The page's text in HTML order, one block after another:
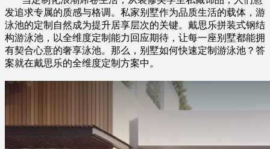
发追求专属的质感与格调。私家别墅作为品质生活的载体，游
泳池的定制自然成为提升居享层次的关键。戴思乐拼装式钢结
构游泳池，以全维度定制能力回应期待，让每一座别墅都能拥
有契合心意的奢享泳池。那么，别墅如何快速定制游泳池？答
案就在戴思乐的全维度定制方案中。